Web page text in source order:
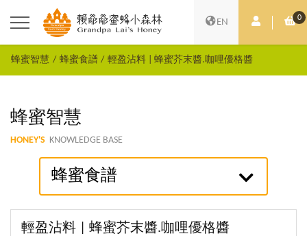
EN 會員中心0
購
蜂蜜智慧 蜂蜜食譜 輕盈沾料 | 蜂蜜芥末醬.咖哩優格醬
蜂蜜智慧
HONEY'S KNOWLEDGE BASE
蜂蜜食譜
輕盈沾料 | 蜂蜜芥末醬.咖哩優格醬